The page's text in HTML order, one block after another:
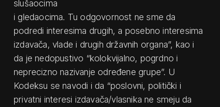
slušaocima
i gledaocima. Tu odgovornost ne sme da
podredi interesima drugih, a posebno interesima
izdavača, vlade i drugih državnih organa”, kao i
da je nedopustivo “kolokvijalno, pogrdno i
neprecizno nazivanje određene grupe”. U
Kodeksu se navodi i da “poslovni, politički i
privatni interesi izdavača/vlasnika ne smeju da